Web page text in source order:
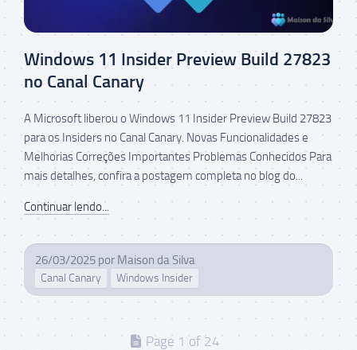
Windows 11 Insider Preview Build 27823
no Canal Canary
A Microsoft liberou o Windows 11 Insider Preview Build 27823
para os Insiders no Canal Canary. Novas Funcionalidades e
Melhorias Correções Importantes Problemas Conhecidos Para
mais detalhes, confira a postagem completa no blog do...
Continuar lendo...
26/03/2025 por Maison da Silva
Canal Canary Windows Insider
Page 1 of 24